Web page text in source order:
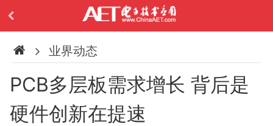
业界动态
PCB多层板需求增长 背后是
硬件创新在提速